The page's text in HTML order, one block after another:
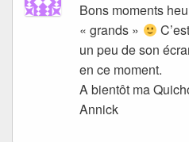
Bons moments
« grands »
un peu de son
en ce moment.
A bientôt ma
Annick